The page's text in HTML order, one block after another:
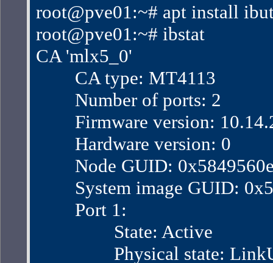
root@pve01:~# apt install
root@pve01:~# ibstat
CA 'mlx5_0'
CA type: MT4113
Number of ports: 2
Firmware version:
Hardware version: 0
Node GUID:
System image GUID:
Port 1:
State: Active
Physical state: